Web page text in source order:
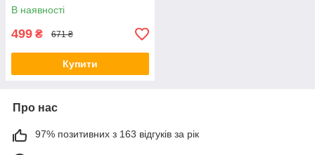
В наявності
499 ₴ 671 ₴
Купити
Про нас
97% позитивних з 163 відгуків за рік